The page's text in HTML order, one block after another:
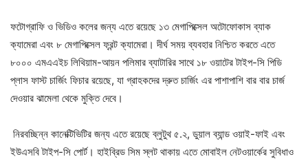
ফটোগ্রাফি ও ভিডিও কলের জন্য এতে রয়েছে ১৩ মেগাপিক্সেল অটোফোকাস ব্যাক
ক্যামেরা এবং ৮ মেগাপিক্সেল ফ্রন্ট ক্যামেরা। দীর্ঘ সময় ব্যবহার নিশ্চিত করতে এতে
৮০০০ এমএএইচ লিথিয়াম-আয়ন পলিমার ব্যাটারির সাথে ১৮ ওয়াটের টাইপ-সি পিডি
প্লাস ফাস্ট চার্জিং ফিচার রয়েছে, যা গ্রাহকদের দ্রুত চার্জিং এর পাশাপাশি বার বার চার্জ
দেওয়ার ঝামেলা থেকে মুক্তি দেবে।
নিরবচ্ছিন্ন কানেক্টিভিটির জন্য এতে রয়েছে ব্লুটুথ ৫.২, ডুয়াল ব্যান্ড ওয়াই-ফাই এবং
ইউএসবি টাইপ-সি পোর্ট। হাইব্রিড সিম স্লট থাকায় এতে মোবাইল নেটওয়ার্কের সুবিধাও